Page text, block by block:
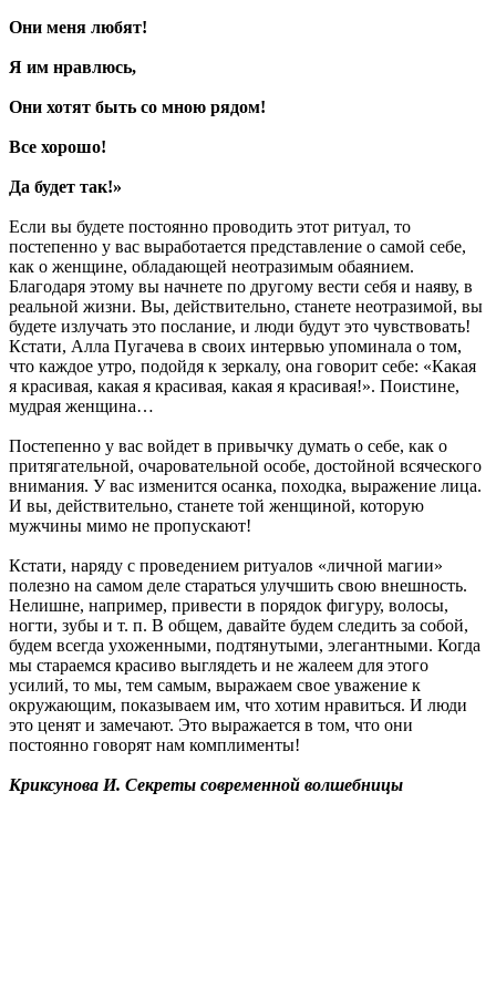
Они меня любят!
Я им нравлюсь,
Они хотят быть со мною рядом!
Все хорошо!
Да будет так!»
Если вы будете постоянно проводить этот ритуал, то
постепенно у вас выработается представление о самой себе,
как о женщине, обладающей неотразимым обаянием.
Благодаря этому вы начнете по другому вести себя и наяву, в
реальной жизни. Вы, действительно, станете неотразимой, вы
будете излучать это послание, и люди будут это чувствовать!
Кстати, Алла Пугачева в своих интервью упоминала о том,
что каждое утро, подойдя к зеркалу, она говорит себе: «Какая
я красивая, какая я красивая, какая я красивая!». Поистине,
мудрая женщина…
Постепенно у вас войдет в привычку думать о себе, как о
притягательной, очаровательной особе, достойной всяческого
внимания. У вас изменится осанка, походка, выражение лица.
И вы, действительно, станете той женщиной, которую
мужчины мимо не пропускают!
Кстати, наряду с проведением ритуалов «личной магии»
полезно на самом деле стараться улучшить свою внешность.
Нелишне, например, привести в порядок фигуру, волосы,
ногти, зубы и т. п. В общем, давайте будем следить за собой,
будем всегда ухоженными, подтянутыми, элегантными. Когда
мы стараемся красиво выглядеть и не жалеем для этого
усилий, то мы, тем самым, выражаем свое уважение к
окружающим, показываем им, что хотим нравиться. И люди
это ценят и замечают. Это выражается в том, что они
постоянно говорят нам комплименты!
Криксунова И. Секреты современной волшебницы